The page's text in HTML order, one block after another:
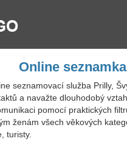
Online
seznamovací služba Prilly,
a navažte dlouhodobý
pomocí praktických
ženám všech věkových
turisty.